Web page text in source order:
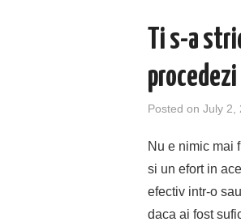
Ti s-a
procedezi
Posted on July 2,
Nu e nimic mai
si un efort in
efectiv intr-o
daca ai fost